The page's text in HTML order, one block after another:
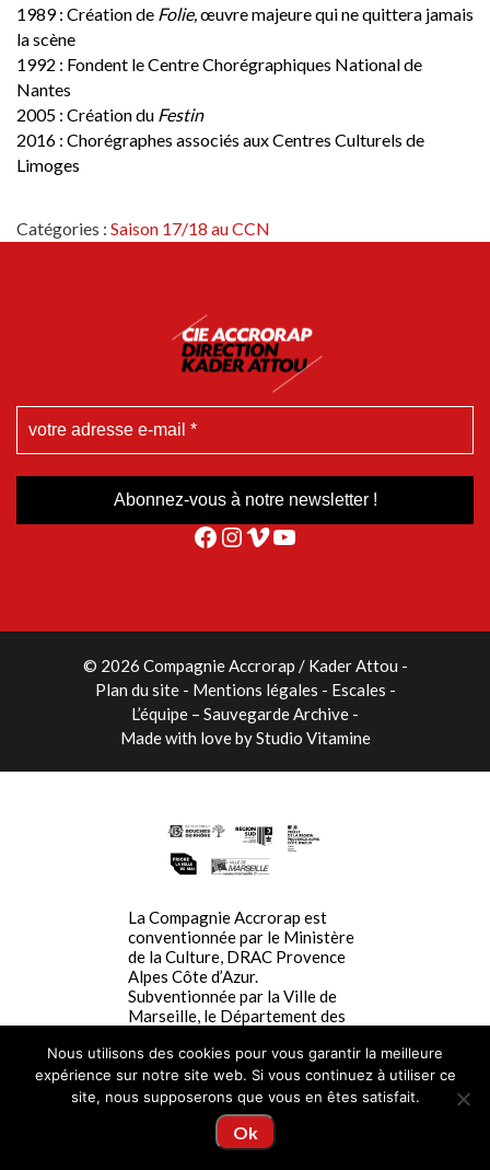
1989 : Création de Folie,œuvre majeure qui ne quittera jamais
la scène
1992 : Fondent le Centre Chorégraphiques National de
Nantes
2005 : Création du Festin
2016 : Chorégraphes associés aux Centres Culturels de
Limoges
Catégories : Saison 17/18 au CCN
Facebook
Instagram
Vimeo
YouTube
© 2026 Compagnie Accrorap / Kader Attou -
Plan du site
Mentions légales
Escales
L’équipe – Sauvegarde Archive
Made with love byStudio Vitamine
La Compagnie Accrorap est
conventionnée par le Ministère
de la Culture, DRAC Provence
Alpes Côte d’Azur.
Subventionnée par la Ville de
Marseille, le Département des
SUD Provence-Alpes-Côte-
d’Azur. La Compagnie Accrorap
est résidente à la Friche la Belle
Nous utilisons des cookies pour vous garantir la meilleure
expérience sur notre site web. Si vous continuez à utiliser ce
site, nous supposerons que vous en êtes satisfait.
Ok